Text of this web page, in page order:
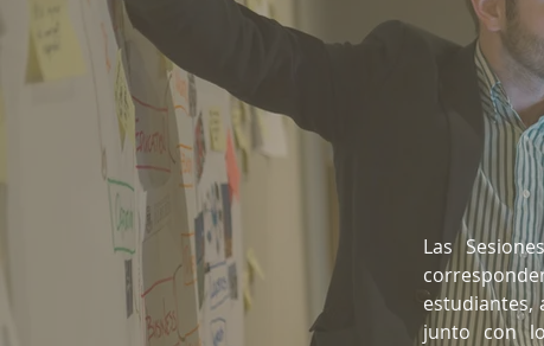
Las
estudiantes,
junto con